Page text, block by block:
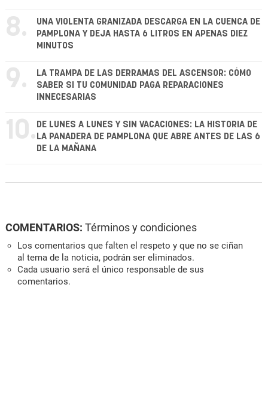
8.
UNA VIOLENTA GRANIZADA DESCARGA EN LA CUENCA DE
PAMPLONA Y DEJA HASTA 6 LITROS EN APENAS DIEZ
MINUTOS
9.
LA TRAMPA DE LAS DERRAMAS DEL ASCENSOR: CÓMO
SABER SI TU COMUNIDAD PAGA REPARACIONES
INNECESARIAS
10. DE LUNES A LUNES Y SIN VACACIONES: LA HISTORIA DE
LA PANADERA DE PAMPLONA QUE ABRE ANTES DE LAS 6
DE LA MAÑANA
COMENTARIOS: Términos y condiciones
Los comentarios que falten el respeto y que no se ciñan
al tema de la noticia, podrán ser eliminados.
Cada usuario será el único responsable de sus
comentarios.